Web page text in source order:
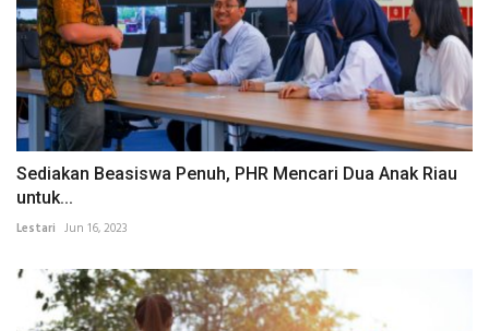
Sediakan Beasiswa Penuh, PHR Mencari Dua Anak Riau
untuk...
Lestari Jun 16, 2023